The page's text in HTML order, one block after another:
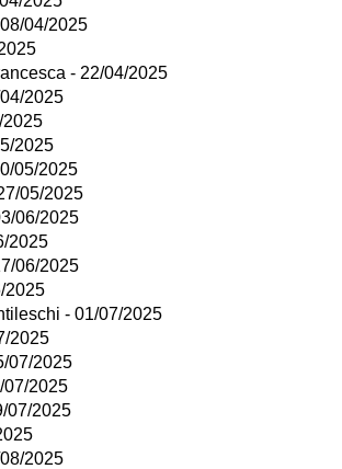
04/2025
- 22/04/2025
2025
2025
2025
05/2025
05/2025
06/2025
2025
06/2025
2025
- 01/07/2025
2025
07/2025
07/2025
07/2025
2025